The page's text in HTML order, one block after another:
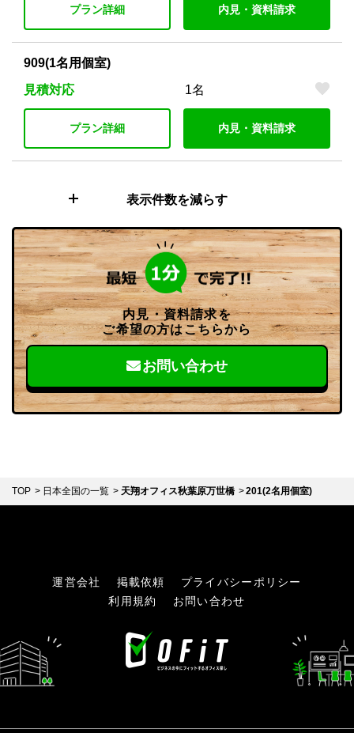
プラン詳細 内見・資料請求
909(1名用個室)
見積対応
1名
プラン詳細 内見・資料請求
表示件数を減らす
内見・資料請求を
ご希望の方はこちらから
お問い合わせ
TOP 日本全国の一覧 天翔オフィス秋葉原万世橋 201(2名用個室)
運営会社 掲載依頼
プライバシーポリシー
利用規約
お問い合わせ